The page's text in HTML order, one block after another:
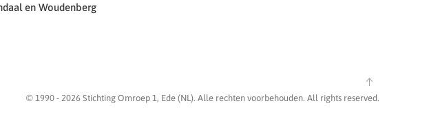
en Woudenberg
© 1990 - 2026 Stichting Omroep 1, Ede (NL). Alle rechten voorbehouden. All rights reserved.